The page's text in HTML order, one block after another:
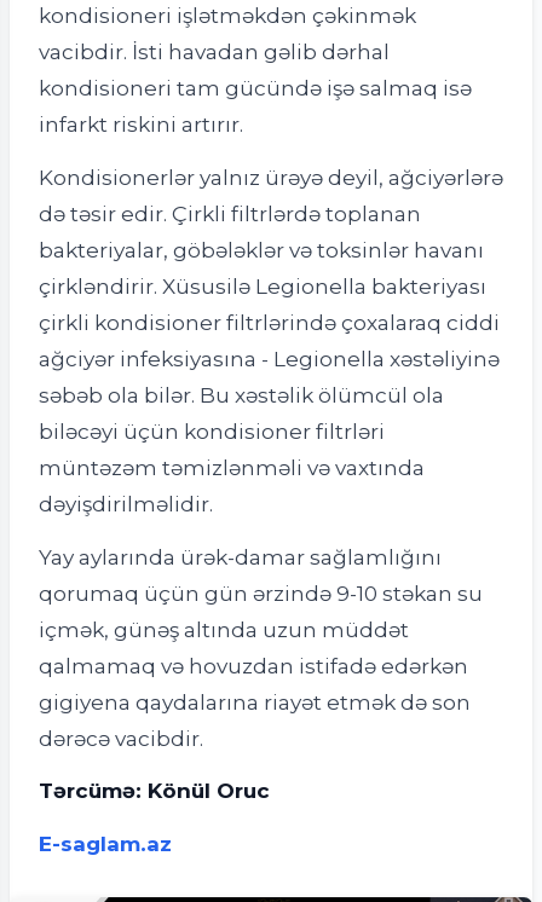
kondisioneri işlətməkdən çəkinmək
vacibdir. İsti havadan gəlib dərhal
kondisioneri tam gücündə işə salmaq isə
infarkt riskini artırır.
Kondisionerlər yalnız ürəyə deyil, ağciyərlərə
də təsir edir. Çirkli filtrlərdə toplanan
bakteriyalar, göbələklər və toksinlər havanı
çirkləndirir. Xüsusilə Legionella bakteriyası
çirkli kondisioner filtrlərində çoxalaraq ciddi
ağciyər infeksiyasına - Legionella xəstəliyinə
səbəb ola bilər. Bu xəstəlik ölümcül ola
biləcəyi üçün kondisioner filtrləri
müntəzəm təmizlənməli və vaxtında
dəyişdirilməlidir.
Yay aylarında ürək-damar sağlamlığını
qorumaq üçün gün ərzində 9-10 stəkan su
içmək, günəş altında uzun müddət
qalmamaq və hovuzdan istifadə edərkən
gigiyena qaydalarına riayət etmək də son
dərəcə vacibdir.
Tərcümə: Könül Oruc
E-saglam.az